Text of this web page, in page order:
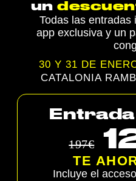
un
Todas las entradas
app exclusiva y un
30 Y 31 DE
CATALONIA
197€
TE
Incluye el